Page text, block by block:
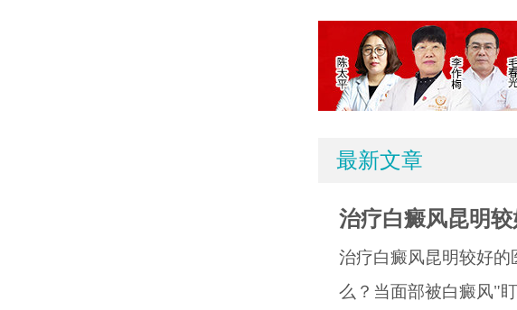
最新文章
治疗白癜风昆明
治疗白癜风昆明较好
么？当面部被白癜风"